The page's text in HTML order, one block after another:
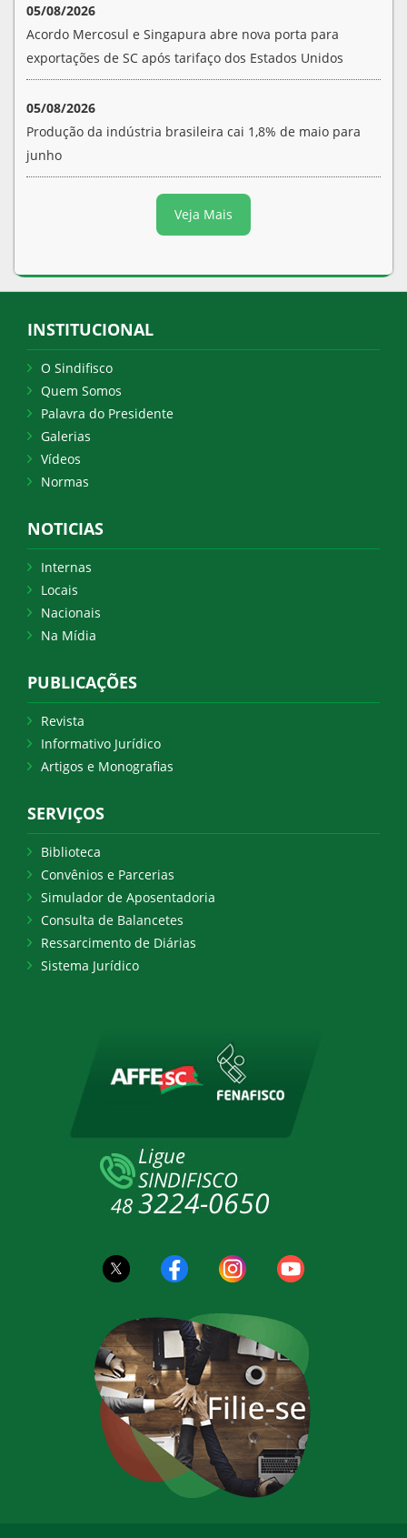
05/08/2026
Acordo Mercosul e Singapura abre nova porta para
exportações de SC após tarifaço dos Estados Unidos
05/08/2026
Produção da indústria brasileira cai 1,8% de maio para
junho
Veja Mais
INSTITUCIONAL
O Sindifisco
Quem Somos
Palavra do Presidente
Galerias
Vídeos
Normas
NOTICIAS
Internas
Locais
Nacionais
Na Mídia
PUBLICAÇÕES
Revista
Informativo Jurídico
Artigos e Monografias
SERVIÇOS
Biblioteca
Convênios e Parcerias
Simulador de Aposentadoria
Consulta de Balancetes
Ressarcimento de Diárias
Sistema Jurídico